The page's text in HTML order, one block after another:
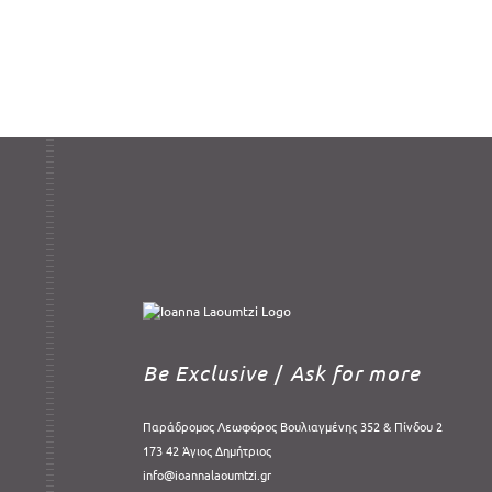
Be Exclusive / Ask for more
Παράδρομος Λεωφόρος Βουλιαγμένης 352 & Πίνδου 2
173 42 Άγιος Δημήτριος
info@ioannalaoumtzi.gr